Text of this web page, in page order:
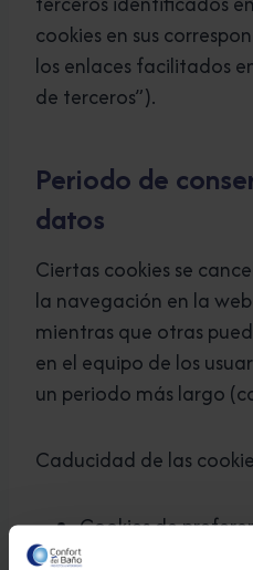
cookies en sus
los enlaces facilitados
de terceros”).
Periodo de
datos
Ciertas cookies se
la navegación en la
mientras que otras
en el equipo de los
un periodo más largo
Caducidad de las
Cookies de
Se conservan